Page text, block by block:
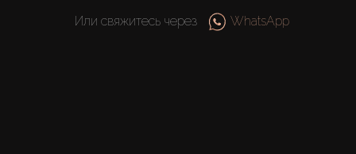
Или свяжитесь через WhatsApp